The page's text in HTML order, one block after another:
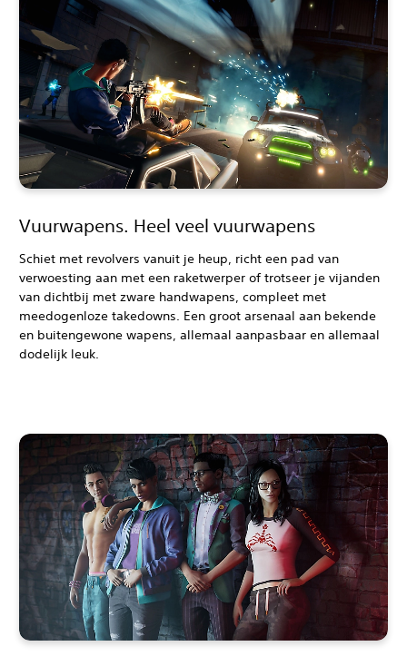
Vuurwapens. Heel veel vuurwapens
Schiet met revolvers vanuit je heup, richt een pad van
verwoesting aan met een raketwerper of trotseer je vijanden
van dichtbij met zware handwapens, compleet met
meedogenloze takedowns. Een groot arsenaal aan bekende
en buitengewone wapens, allemaal aanpasbaar en allemaal
dodelijk leuk.